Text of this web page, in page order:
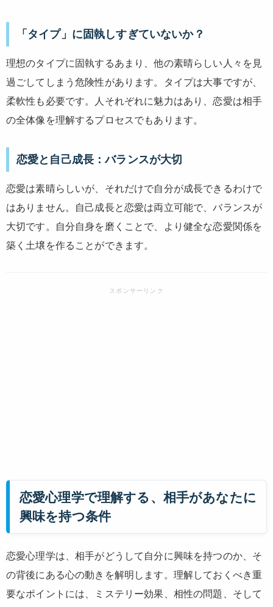
「タイプ」に固執しすぎていないか？
理想のタイプに固執するあまり、他の素晴らしい人々を見
過ごしてしまう危険性があります。タイプは大事ですが、
柔軟性も必要です。人それぞれに魅力はあり、恋愛は相手
の全体像を理解するプロセスでもあります。
恋愛と自己成長：バランスが大切
恋愛は素晴らしいが、それだけで自分が成長できるわけで
はありません。自己成長と恋愛は両立可能で、バランスが
大切です。自分自身を磨くことで、より健全な恋愛関係を
築く土壌を作ることができます。
恋愛心理学で理解する、相手があなたに
興味を持つ条件
恋愛心理学は、相手がどうして自分に興味を持つのか、そ
の背後にある心の動きを解明します。理解しておくべき重
要なポイントには、ミステリー効果、相性の問題、そして